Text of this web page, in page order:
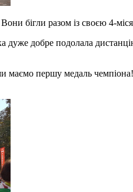
бігли разом із своєю 4-
добре подолала
першу медаль